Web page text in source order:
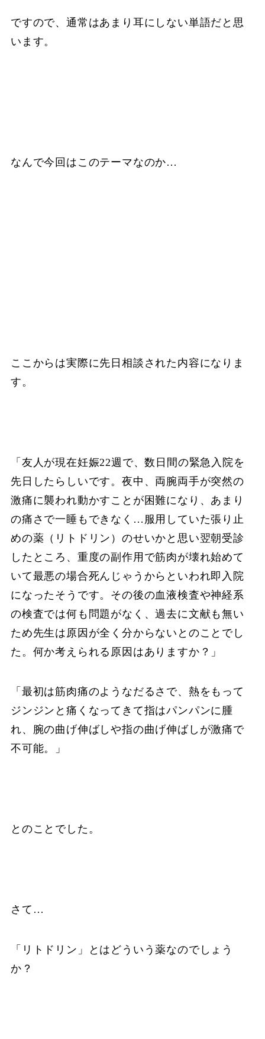
ですので、通常はあまり耳にしない単語だと思
います。
なんで今回はこのテーマなのか…
ここからは実際に先日相談された内容になりま
す。
「友人が現在妊娠22週で、数日間の緊急入院を
先日したらしいです。夜中、両腕両手が突然の
激痛に襲われ動かすことが困難になり、あまり
の痛さで一睡もできなく…服用していた張り止
めの薬（リトドリン）のせいかと思い翌朝受診
したところ、重度の副作用で筋肉が壊れ始めて
いて最悪の場合死んじゃうからといわれ即入院
になったそうです。その後の血液検査や神経系
の検査では何も問題がなく、過去に文献も無い
ため先生は原因が全く分からないとのことでし
た。何か考えられる原因はありますか？」
「最初は筋肉痛のようなだるさで、熱をもって
ジンジンと痛くなってきて指はパンパンに腫
れ、腕の曲げ伸ばしや指の曲げ伸ばしが激痛で
不可能。」
とのことでした。
さて…
「リトドリン」とはどういう薬なのでしょう
か？